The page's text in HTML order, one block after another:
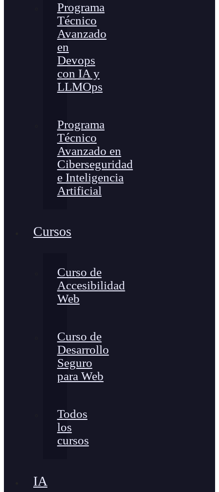
Programa
Técnico
Avanzado
en
Devops
con IA y
LLMOps
Programa
Técnico
Avanzado en
Ciberseguridad
e Inteligencia
Artificial
Cursos
Curso de
Accesibilidad
Web
Curso de
Desarrollo
Seguro
para Web
Todos
los
cursos
IA